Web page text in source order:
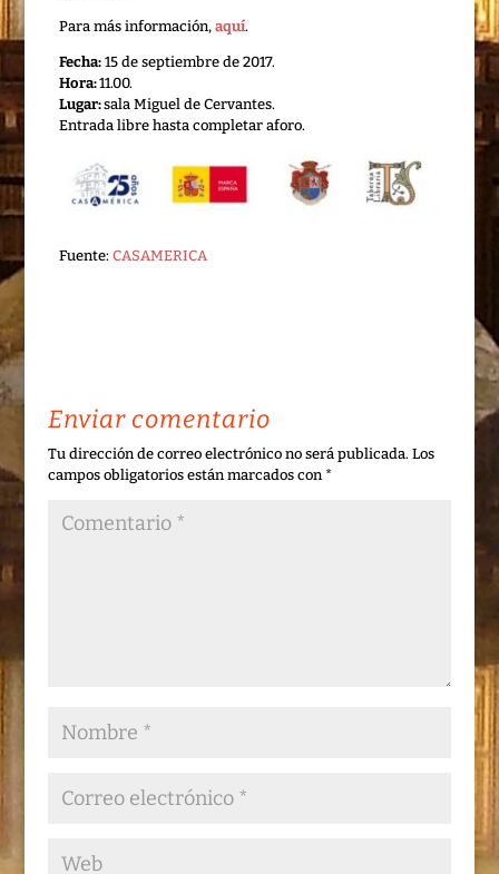
Para más información,aquí.
Fecha: 15 de septiembre de 2017.
Hora:11.00.
Lugar:sala Miguel de Cervantes.
Entrada libre hasta completar aforo.
Fuente:CASAMERICA
Enviar comentario
Tu dirección de correo electrónico no será publicada. Los
campos obligatorios están marcados con *